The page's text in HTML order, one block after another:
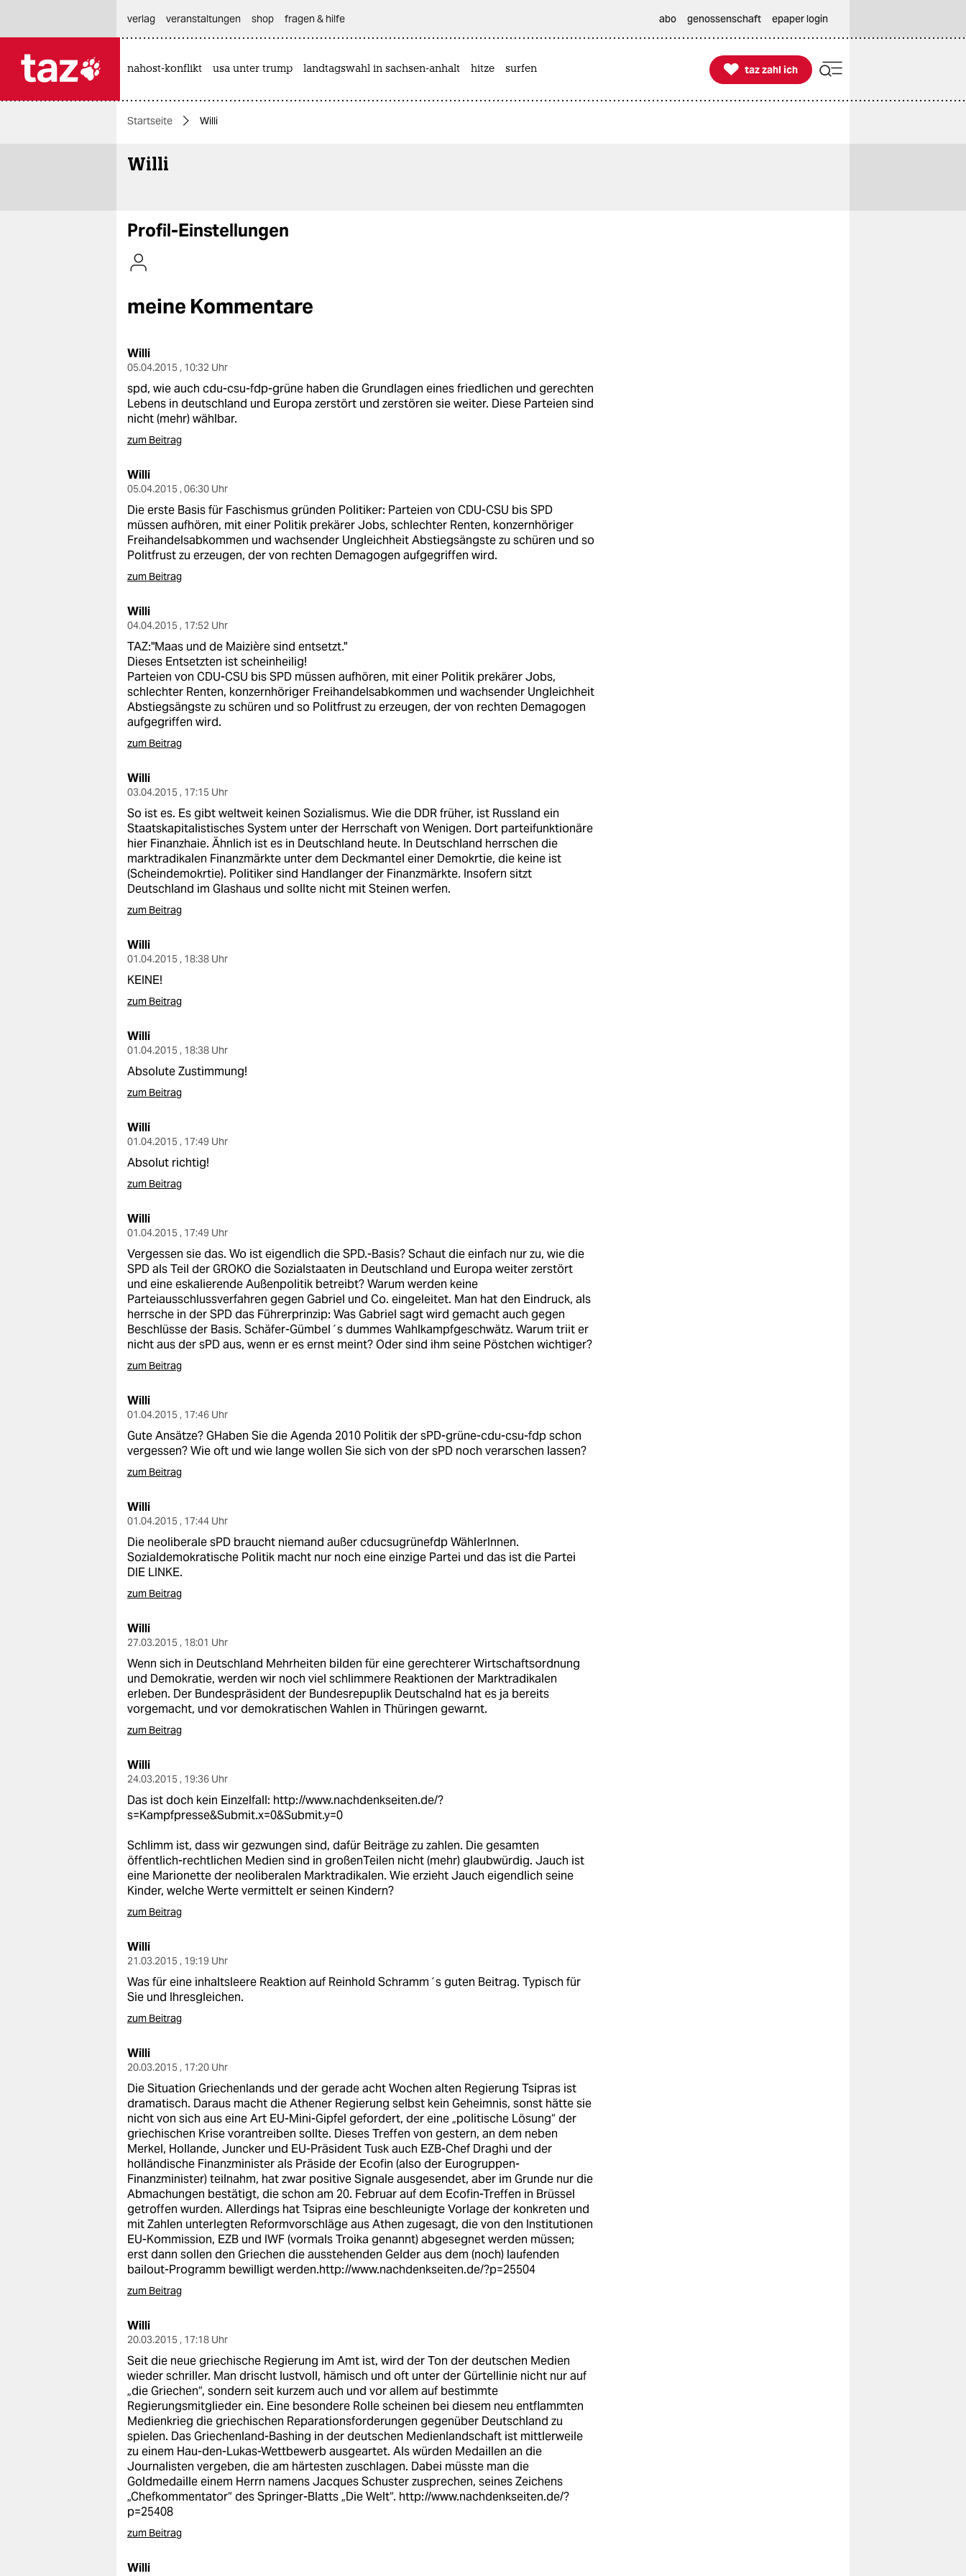
themen
politik
gesellschaft
kultur
nord
wahrheit
verlag
verlag
veranstaltungen
shop
fragen & hilfe
unterstützen
genossenschaft
epaper login
verlag
veranstaltungen shop fragen & hilfe abo genossenschaft epaper login
nahost-konflikt usa unter trump landtagswahl in sachsen-anhalt hitze surfen 
taz zahl ich
taz zahl ich
Startseite Willi
Willi
Profil-Einstellungen
meine Kommentare
Willi
05.04.2015 , 10:32 Uhr
spd, wie auch cdu-csu-fdp-grüne haben die Grundlagen eines friedlichen und gerechten
Lebens in deutschland und Europa zerstört und zerstören sie weiter. Diese Parteien sind
nicht (mehr) wählbar.
zum Beitrag
Willi
05.04.2015 , 06:30 Uhr
Die erste Basis für Faschismus gründen Politiker: Parteien von CDU-CSU bis SPD
müssen aufhören, mit einer Politik prekärer Jobs, schlechter Renten, konzernhöriger
Freihandelsabkommen und wachsender Ungleichheit Abstiegsängste zu schüren und so
Politfrust zu erzeugen, der von rechten Demagogen aufgegriffen wird.
zum Beitrag
Willi
04.04.2015 , 17:52 Uhr
TAZ:"Maas und de Maizière sind entsetzt."
Dieses Entsetzten ist scheinheilig!
Parteien von CDU-CSU bis SPD müssen aufhören, mit einer Politik prekärer Jobs,
schlechter Renten, konzernhöriger Freihandelsabkommen und wachsender Ungleichheit
Abstiegsängste zu schüren und so Politfrust zu erzeugen, der von rechten Demagogen
aufgegriffen wird.
zum Beitrag
Willi
03.04.2015 , 17:15 Uhr
So ist es. Es gibt weltweit keinen Sozialismus. Wie die DDR früher, ist Russland ein
Staatskapitalistisches System unter der Herrschaft von Wenigen. Dort parteifunktionäre
hier Finanzhaie. Ähnlich ist es in Deutschland heute. In Deutschland herrschen die
marktradikalen Finanzmärkte unter dem Deckmantel einer Demokrtie, die keine ist
(Scheindemokrtie). Politiker sind Handlanger der Finanzmärkte. Insofern sitzt
Deutschland im Glashaus und sollte nicht mit Steinen werfen.
zum Beitrag
Willi
01.04.2015 , 18:38 Uhr
KEINE!
zum Beitrag
Willi
01.04.2015 , 18:38 Uhr
Absolute Zustimmung!
zum Beitrag
Willi
01.04.2015 , 17:49 Uhr
Absolut richtig!
zum Beitrag
Willi
01.04.2015 , 17:49 Uhr
Vergessen sie das. Wo ist eigendlich die SPD.-Basis? Schaut die einfach nur zu, wie die
SPD als Teil der GROKO die Sozialstaaten in Deutschland und Europa weiter zerstört
und eine eskalierende Außenpolitik betreibt? Warum werden keine
Parteiausschlussverfahren gegen Gabriel und Co. eingeleitet. Man hat den Eindruck, als
herrsche in der SPD das Führerprinzip: Was Gabriel sagt wird gemacht auch gegen
Beschlüsse der Basis. Schäfer-Gümbel´s dummes Wahlkampfgeschwätz. Warum triit er
nicht aus der sPD aus, wenn er es ernst meint? Oder sind ihm seine Pöstchen wichtiger?
zum Beitrag
Willi
01.04.2015 , 17:46 Uhr
Gute Ansätze? GHaben Sie die Agenda 2010 Politik der sPD-grüne-cdu-csu-fdp schon
vergessen? Wie oft und wie lange wollen Sie sich von der sPD noch verarschen lassen?
zum Beitrag
Willi
01.04.2015 , 17:44 Uhr
Die neoliberale sPD braucht niemand außer cducsugrünefdp WählerInnen.
Sozialdemokratische Politik macht nur noch eine einzige Partei und das ist die Partei
DIE LINKE.
zum Beitrag
Willi
27.03.2015 , 18:01 Uhr
Wenn sich in Deutschland Mehrheiten bilden für eine gerechterer Wirtschaftsordnung
und Demokratie, werden wir noch viel schlimmere Reaktionen der Marktradikalen
erleben. Der Bundespräsident der Bundesrepuplik Deutschalnd hat es ja bereits
vorgemacht, und vor demokratischen Wahlen in Thüringen gewarnt.
zum Beitrag
Willi
24.03.2015 , 19:36 Uhr
Das ist doch kein Einzelfall: http://www.nachdenkseiten.de/?
s=Kampfpresse&Submit.x=0&Submit.y=0
Schlimm ist, dass wir gezwungen sind, dafür Beiträge zu zahlen. Die gesamten
öffentlich-rechtlichen Medien sind in großenTeilen nicht (mehr) glaubwürdig. Jauch ist
eine Marionette der neoliberalen Marktradikalen. Wie erzieht Jauch eigendlich seine
Kinder, welche Werte vermittelt er seinen Kindern?
zum Beitrag
Willi
21.03.2015 , 19:19 Uhr
Was für eine inhaltsleere Reaktion auf Reinhold Schramm´s guten Beitrag. Typisch für
Sie und Ihresgleichen.
zum Beitrag
Willi
20.03.2015 , 17:20 Uhr
Die Situation Griechenlands und der gerade acht Wochen alten Regierung Tsipras ist
dramatisch. Daraus macht die Athener Regierung selbst kein Geheimnis, sonst hätte sie
nicht von sich aus eine Art EU-Mini-Gipfel gefordert, der eine „politische Lösung“ der
griechischen Krise vorantreiben sollte. Dieses Treffen von gestern, an dem neben
Merkel, Hollande, Juncker und EU-Präsident Tusk auch EZB-Chef Draghi und der
holländische Finanzminister als Präside der Ecofin (also der Eurogruppen-
Finanzminister) teilnahm, hat zwar positive Signale ausgesendet, aber im Grunde nur die
Abmachungen bestätigt, die schon am 20. Februar auf dem Ecofin-Treffen in Brüssel
getroffen wurden. Allerdings hat Tsipras eine beschleunigte Vorlage der konkreten und
mit Zahlen unterlegten Reformvorschläge aus Athen zugesagt, die von den Institutionen
EU-Kommission, EZB und IWF (vormals Troika genannt) abgesegnet werden müssen;
erst dann sollen den Griechen die ausstehenden Gelder aus dem (noch) laufenden
bailout-Programm bewilligt werden.http://www.nachdenkseiten.de/?p=25504
zum Beitrag
Willi
20.03.2015 , 17:18 Uhr
Seit die neue griechische Regierung im Amt ist, wird der Ton der deutschen Medien
wieder schriller. Man drischt lustvoll, hämisch und oft unter der Gürtellinie nicht nur auf
„die Griechen“, sondern seit kurzem auch und vor allem auf bestimmte
Regierungsmitglieder ein. Eine besondere Rolle scheinen bei diesem neu entflammten
Medienkrieg die griechischen Reparationsforderungen gegenüber Deutschland zu
spielen. Das Griechenland-Bashing in der deutschen Medienlandschaft ist mittlerweile
zu einem Hau-den-Lukas-Wettbewerb ausgeartet. Als würden Medaillen an die
Journalisten vergeben, die am härtesten zuschlagen. Dabei müsste man die
Goldmedaille einem Herrn namens Jacques Schuster zusprechen, seines Zeichens
„Chefkommentator“ des Springer-Blatts „Die Welt“. http://www.nachdenkseiten.de/?
p=25408
zum Beitrag
Willi